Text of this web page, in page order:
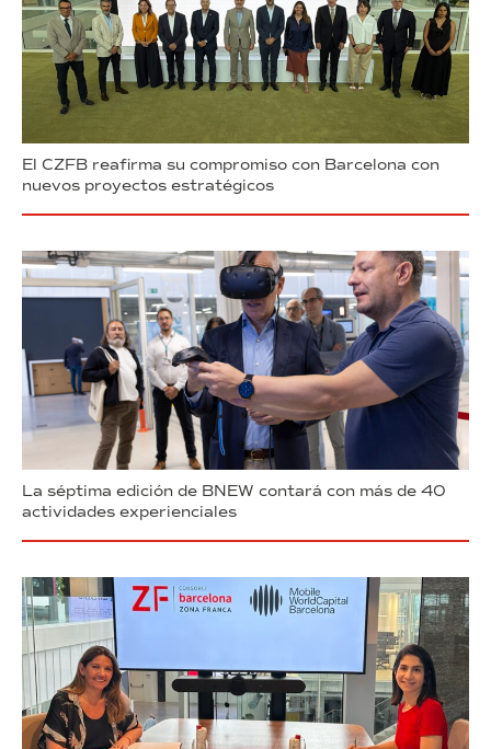
El CZFB reafirma su compromiso con Barcelona con
nuevos proyectos estratégicos
La séptima edición de BNEW contará con más de 40
actividades experienciales